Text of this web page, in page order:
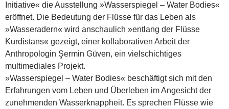
Initiative« die Ausstellung »Wasserspiegel – Water Bodies«
eröffnet. Die Bedeutung der Flüsse für das Leben als
»Wasseradern« wird anschaulich »entlang der Flüsse
Kurdistans« gezeigt, einer kollaborativen Arbeit der
Anthropologin Şermin Güven, ein vielschichtiges
multimediales Projekt.
»Wasserspiegel – Water Bodies« beschäftigt sich mit den
Erfahrungen vom Leben und Überleben im Angesicht der
zunehmenden Wasserknappheit. Es sprechen Flüsse wie